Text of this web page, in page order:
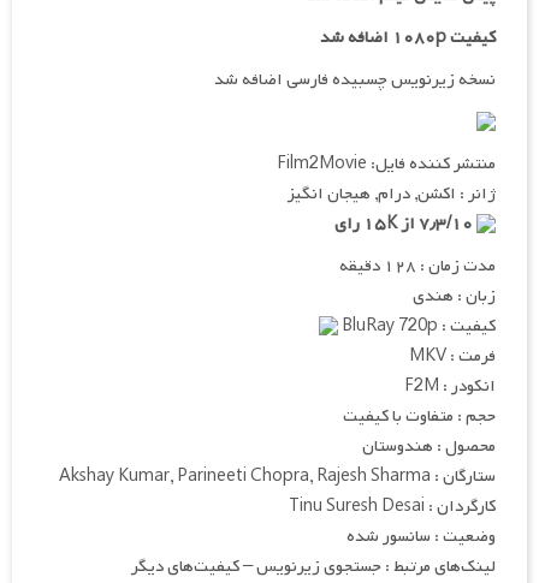
کیفیت ۱۰۸۰p اضافه شد
نسخه زیرنویس چسبیده فارسی اضافه شد
منتشر کننده فایل: Film2Movie
ژانر : اکشن, درام, هیجان انگیز
مدت زمان : ۱۲۸ دقیقه
زبان : هندی
کیفیت : BluRay 720p
فرمت : MKV
انکودر : F2M
حجم : متفاوت با کیفیت
محصول : هندوستان
ستارگان : Akshay Kumar, Parineeti Chopra, Rajesh Sharma
کارگردان : Tinu Suresh Desai
وضعیت : سانسور شده
لینک‌های مرتبط : جستجوی زیرنویس – کیفیت‌های دیگر